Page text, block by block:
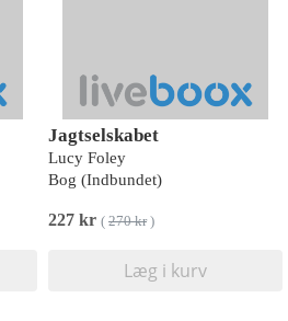
Jagtselskabet
Lucy Foley
Bog (Indbundet)
227 kr ( 270 kr)
Læg i kurv